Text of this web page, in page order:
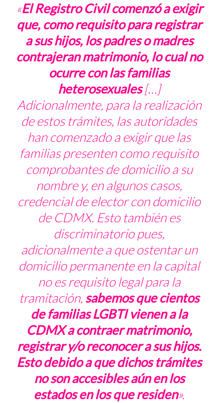
«El Registro Civil comenzó a exigir
que, como requisito para registrar
a sus hijos, los padres o madres
contrajeran matrimonio, lo cual no
ocurre con las familias
heterosexuales[…]
Adicionalmente, para la realización
de estos trámites, las autoridades
han comenzado a exigir que las
familias presenten como requisito
comprobantes de domicilio a su
nombre y, en algunos casos,
credencial de elector con domicilio
de CDMX. Esto también es
discriminatorio pues,
adicionalmente a que ostentar un
domicilio permanente en la capital
no es requisito legal para la
tramitación, sabemos que cientos
de familias LGBTI vienen a la
CDMX a contraer matrimonio,
registrar y/o reconocer a sus hijos.
Esto debido a que dichos trámites
no son accesibles aún en los
estados en los que residen».